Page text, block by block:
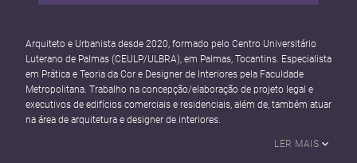
Arquiteto e Urbanista desde 2020, formado pelo Centro Universitário
Luterano de Palmas (CEULP/ULBRA), em Palmas, Tocantins. Especialista
em Prática e Teoria da Cor e Designer de Interiores pela Faculdade
Metropolitana. Trabalho na concepção/elaboração de projeto legal e
executivos de edifícios comerciais e residenciais, além de, também atuar
na área de arquitetura e designer de interiores.
LER MAIS